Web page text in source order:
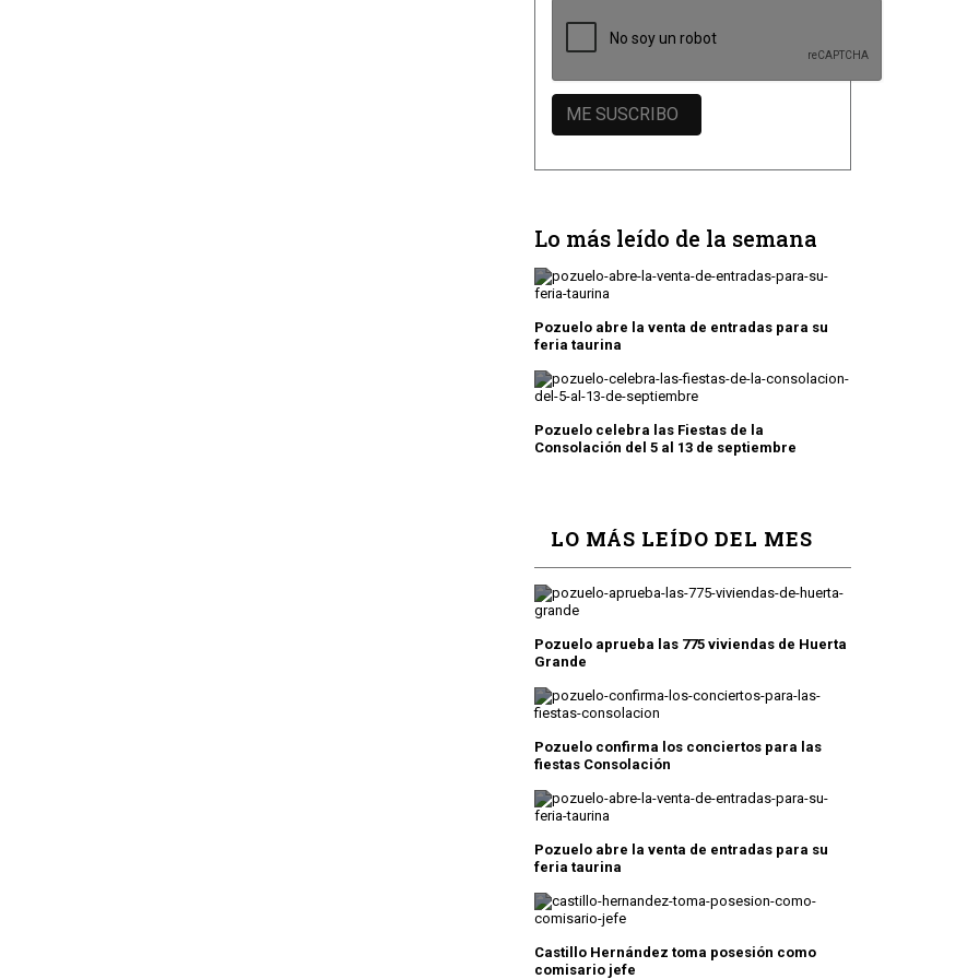
Lo más leído de la semana
Pozuelo abre la venta de entradas para su
feria taurina
Pozuelo celebra las Fiestas de la
Consolación del 5 al 13 de septiembre
LO MÁS LEÍDO DEL MES
Pozuelo aprueba las 775 viviendas de Huerta
Grande
Pozuelo confirma los conciertos para las
fiestas Consolación
Pozuelo abre la venta de entradas para su
feria taurina
Castillo Hernández toma posesión como
comisario jefe